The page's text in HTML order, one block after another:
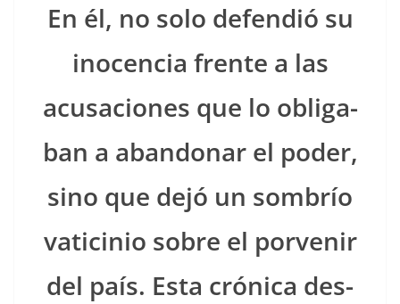
En él, no solo defendió su
inocen­cia frente a las
acusa­ciones que lo oblig­a­
ban a aban­donar el poder,
sino que dejó un som­brío
vaticinio sobre el por­venir
del país. Esta cróni­ca des­